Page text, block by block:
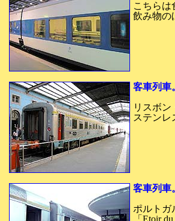
こちらは
飲み物の
客車列車
リスボン
ステンレ
客車列車
ポルトガ
「Etoir